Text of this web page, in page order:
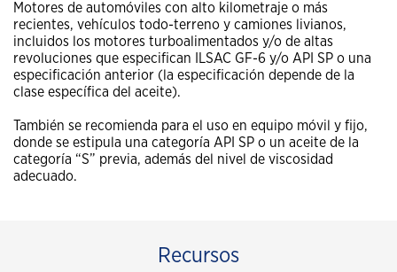
Motores de automóviles con alto kilometraje o más
recientes, vehículos todo-terreno y camiones livianos,
incluidos los motores turboalimentados y/o de altas
revoluciones que especifican ILSAC GF-6 y/o API SP o una
especificación anterior (la especificación depende de la
clase específica del aceite).
También se recomienda para el uso en equipo móvil y fijo,
donde se estipula una categoría API SP o un aceite de la
categoría “S” previa, además del nivel de viscosidad
adecuado.
Recursos